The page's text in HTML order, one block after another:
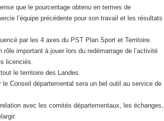
que le pourcentage obtenu en termes de
l’équipe précédente pour son travail et les résultats
par les 4 axes du PST Plan Sport et Territoire.
important à jouer lors du redémarrage de l’activité
licenciés.
le territoire des Landes.
Conseil départemental sera un bel outil au service de
avec les comités départementaux, les échanges,